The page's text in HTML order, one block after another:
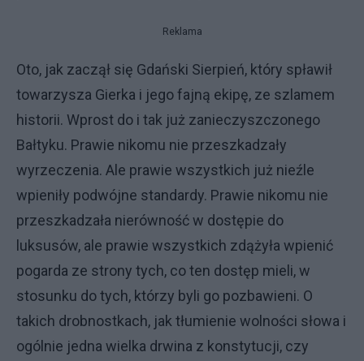
Reklama
Oto, jak zaczął się Gdański Sierpień, który spławił
towarzysza Gierka i jego fajną ekipę, ze szlamem
historii. Wprost do i tak już zanieczyszczonego
Bałtyku. Prawie nikomu nie przeszkadzały
wyrzeczenia. Ale prawie wszystkich już nieźle
wpieniły podwójne standardy. Prawie nikomu nie
przeszkadzała nierówność w dostępie do
luksusów, ale prawie wszystkich zdążyła wpienić
pogarda ze strony tych, co ten dostęp mieli, w
stosunku do tych, którzy byli go pozbawieni. O
takich drobnostkach, jak tłumienie wolności słowa i
ogólnie jedna wielka drwina z konstytucji, czy